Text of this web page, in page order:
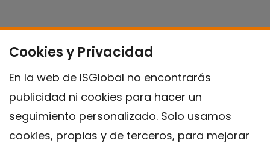
Cookies y Privacidad
En la web de ISGlobal no encontrarás
publicidad ni cookies para hacer un
seguimiento personalizado. Solo usamos
cookies, propias y de terceros, para mejorar